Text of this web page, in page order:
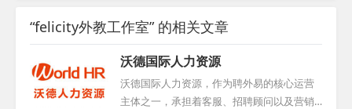
“felicity外教工作室” 的相关文章
沃德国际人力资源
沃德国际人力资源，作为聘外易的核心运营
主体之一，承担着客服、招聘顾问以及营销